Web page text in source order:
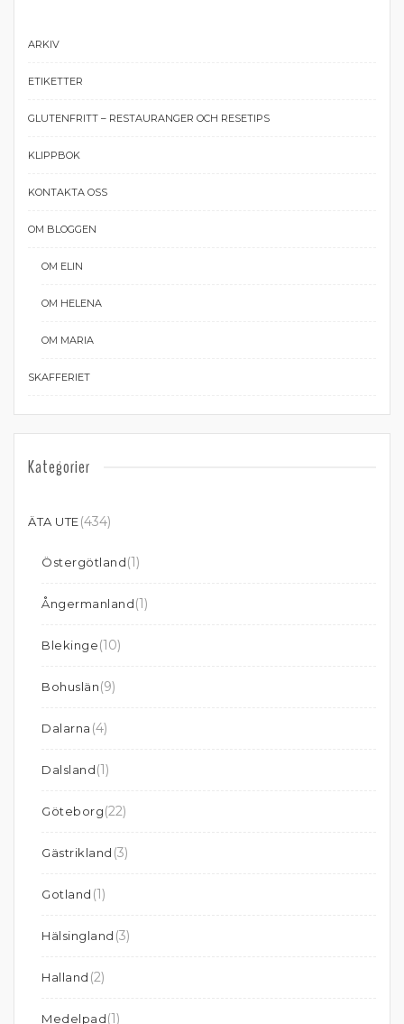
ARKIV
ETIKETTER
GLUTENFRITT – RESTAURANGER OCH RESETIPS
KLIPPBOK
KONTAKTA OSS
OM BLOGGEN
OM ELIN
OM HELENA
OM MARIA
SKAFFERIET
Kategorier
ÄTA UTE(434)
Östergötland(1)
Ångermanland(1)
Blekinge(10)
Bohuslän(9)
Dalarna (4)
Dalsland(1)
Göteborg(22)
Gästrikland (3)
Gotland (1)
Hälsingland (3)
Halland (2)
Medelpad(1)